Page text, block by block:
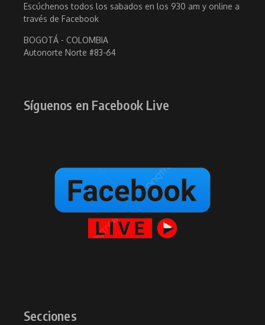
Escúchenos todos los sabados en los 930 am y online a
través de Facebook
BOGOTÁ - COLOMBIA
Autonorte Norte #83-64
Síguenos en Facebook Live
Secciones